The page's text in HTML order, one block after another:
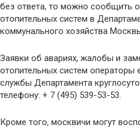
без ответа, то можно сообщить
отопительных систем в
коммунального хозяйства
Заявки об авариях, жалобы и
отопительных систем операторы
службы Департамента
телефону: + 7 (495) 539-53-53.
Кроме того, москвичи могут